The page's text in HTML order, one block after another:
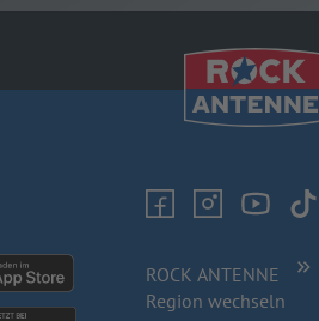
ROCK ANTENNE
Region wechseln